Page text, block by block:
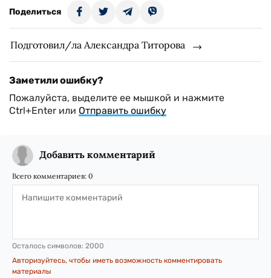
Поделиться
Подготовил/ла Александра Титорова
Заметили ошибку?
Пожалуйста, выделите ее мышкой и нажмите
Ctrl+Enter или Отправить ошибку
Добавить комментарий
Всего комментариев: 0
Осталось символов: 2000
Авторизуйтесь, чтобы иметь возможность комментировать
материалы